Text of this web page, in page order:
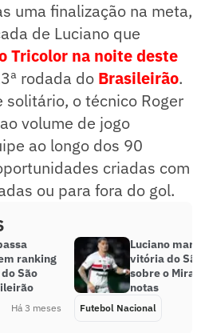
uma finalização na meta,
de Luciano que
Tricolor na noite deste
rodada do Brasileirão.
o técnico Roger
volume de jogo
ao longo dos 90
criadas com
ou para fora do gol.
ranking
São
Há 3 meses
Luciano
vitória do São
sobre o
notas
Futebol Nacional